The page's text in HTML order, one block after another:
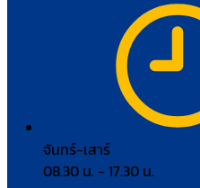
จันทร์–เสาร์
08.30 น. – 17.30 น.